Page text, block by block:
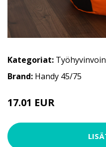
Kategoriat:
Brand: Handy 45/75
17.01 EUR